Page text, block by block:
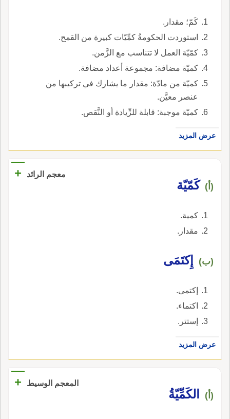
كَمّ؛ مقدار.
استوردت الحكومةُ كمِّيّات كبيرة من القمح.
كمّيّة العمل لا تتناسب مع الزَّمن.
كميّة مضافة: مجموعة أعداد مضافة.
كميّة من مادّة: مقدار ما يشارك في تركيبها من
عنصر معيَّن.
كميّة موجبة: قابلة للزِّيادة أو النَّقص.
عرض المزيد
معجم الرائد +
(أ) كَمّيّة
كمية.
مقدار.
(ب) إِكتَمَى
إكتمى.
اكتماء.
إستتر.
عرض المزيد
المعجم الوسيط +
(أ) الكَمِّيّةُ